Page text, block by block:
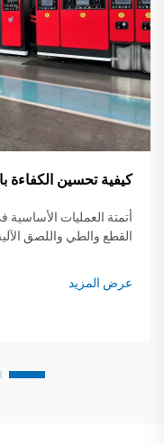
كيفية تحسين الكفاءة
أتمتة العمليات
القطع والطي واللصق
عرض المزيد